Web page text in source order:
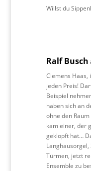
Willst du
Ralf Busch
Clemens Haas,
jeden Preis!
Beispiel
haben sich an
ohne den
kam einer, der
geklopft hat…
Türmen, jetzt
Ensemble zu